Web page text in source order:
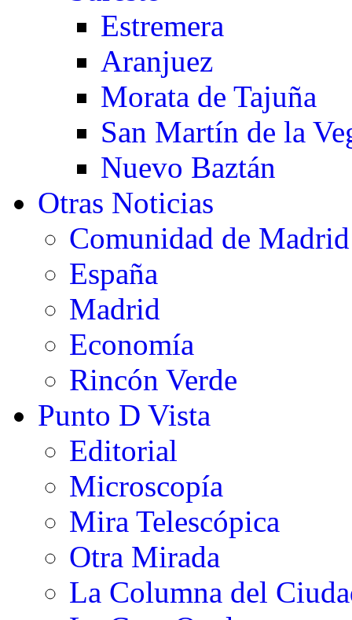
Estremera
Aranjuez
Morata de Tajuña
San Martín de la
Nuevo Baztán
Otras Noticias
Comunidad de Madrid
España
Madrid
Economía
Rincón Verde
Punto D Vista
Editorial
Microscopía
Mira Telescópica
Otra Mirada
La Columna del